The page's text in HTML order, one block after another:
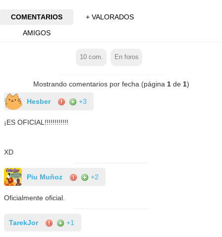
COMENTARIOS
+ VALORADOS
AMIGOS
10com. En foros
Mostrando comentarios por fecha (página 1de 1)
Hesber +3
¡ES OFICIAL!!!!!!!!!!!!
XD
Piu Muñoz +2
Oficialmente oficial.
TarekJor +1